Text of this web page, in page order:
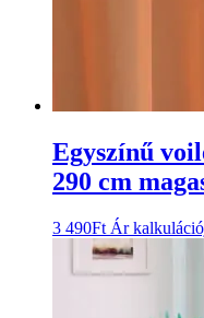
Egyszínű
290 cm
3 490Ft Ár